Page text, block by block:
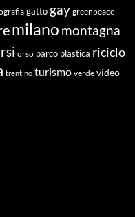
gatto gay greenpeace
milano montagna
orso parco plastica riciclo
trentino turismo verde video